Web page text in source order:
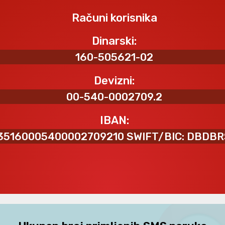
Računi korisnika
Dinarski:
160-505621-02
Devizni:
00-540-0002709.2
IBAN:
SWIFT/BIC: